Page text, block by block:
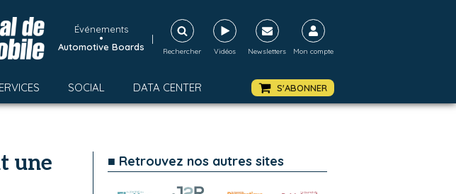
Événements
•
Automotive Boards
|
Rechercher Vidéos Newsletters Mon compte
SOCIAL DATA CENTER S'ABONNER
une
■ Retrouvez nos autres sites